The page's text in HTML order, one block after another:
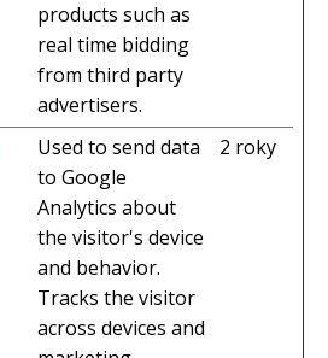
products such as
real time bidding
from third party
advertisers.
Used to send data
to Google
Analytics about
the visitor's device
and behavior.
Tracks the visitor
across devices and
2 roky